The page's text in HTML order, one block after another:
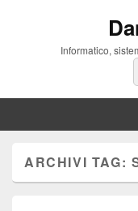
Informatico,
ARCHIVI TAG: